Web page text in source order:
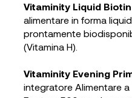
Vitaminity Liquid Biotin
alimentare in forma
prontamente
(Vitamina H).
Vitaminity Evening
integratore Alimentare